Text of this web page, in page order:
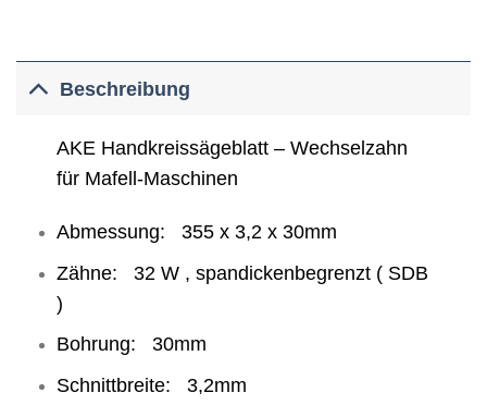
Beschreibung
AKE Handkreissägeblatt – Wechselzahn
für Mafell-Maschinen
Abmessung: 355 x 3,2 x 30mm
Zähne: 32 W , spandickenbegrenzt ( SDB
)
Bohrung: 30mm
Schnittbreite: 3,2mm